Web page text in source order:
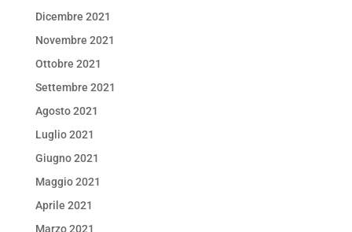
Dicembre 2021
Novembre 2021
Ottobre 2021
Settembre 2021
Agosto 2021
Luglio 2021
Giugno 2021
Maggio 2021
Aprile 2021
Marzo 2021